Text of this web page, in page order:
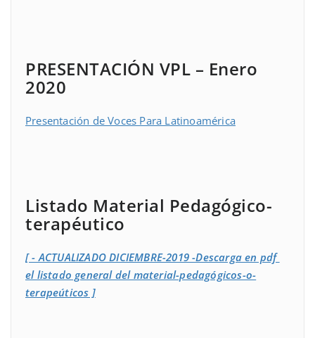
PRESENTACIÓN VPL – Enero
2020
Presentación de Voces Para Latinoamérica
Listado Material Pedagógico-
terapéutico
[ - ACTUALIZADO DICIEMBRE-2019 -Descarga en pdf
el listado general del material-pedagógicos-o-
terapeúticos ]